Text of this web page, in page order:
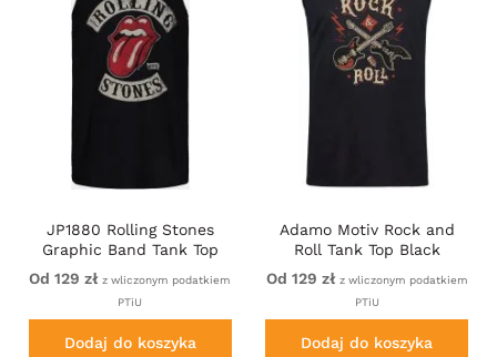
JP1880 Rolling Stones
Graphic Band Tank Top
Od 129 zł z wliczonym podatkiem
PTiU
Dodaj do koszyka
Adamo Motiv Rock and
Roll Tank Top Black
Od 129 zł z wliczonym podatkiem
PTiU
Dodaj do koszyka